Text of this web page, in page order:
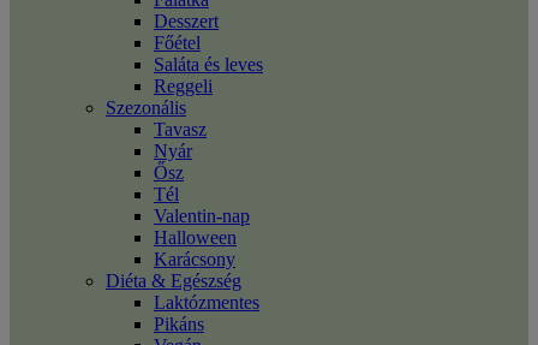
Desszert
Főétel
Saláta és leves
Reggeli
Szezonális
Tavasz
Nyár
Ősz
Tél
Valentin-nap
Halloween
Karácsony
Diéta & Egészség
Laktózmentes
Pikáns